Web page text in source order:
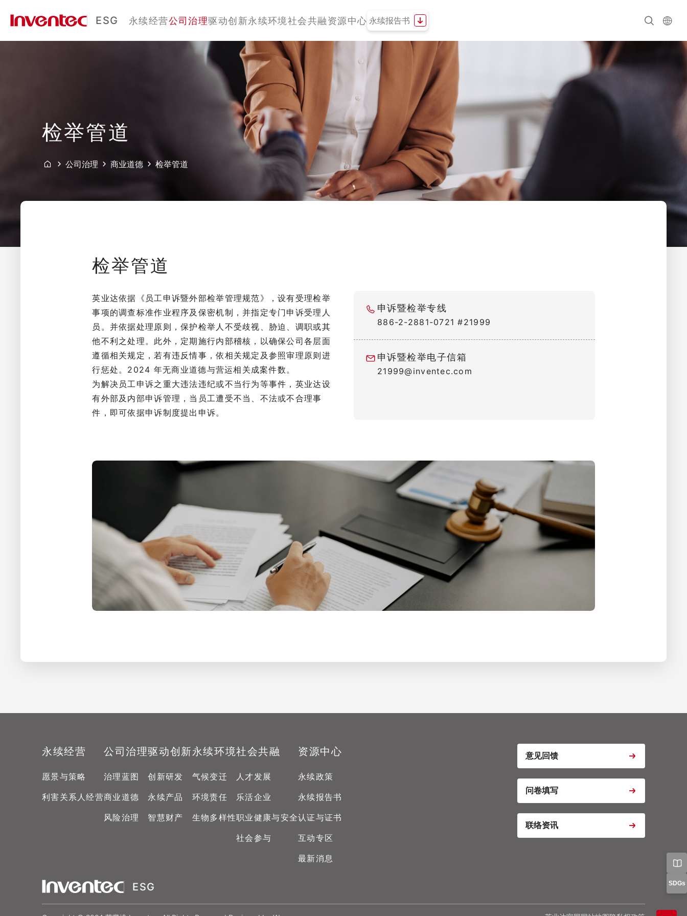
ESG 永续经营公司治理驱动创新永续环境社会共融资源中心 永续报告书
繁中
检举管道
公司治理 商业道德 检举管道
检举管道
英业达依据《员工申诉暨外部检举管理规范》，设有受理检举
事项的调查标准作业程序及保密机制，并指定专门申诉受理人
员。并依据处理原则，保护检举人不受歧视、胁迫、调职或其
他不利之处理。此外，定期施行内部稽核，以确保公司各层面
遵循相关规定，若有违反情事，依相关规定及参照审理原则进
行惩处。2024 年无商业道德与营运相关成案件数。
为解决员工申诉之重大违法违纪或不当行为等事件，英业达设
有外部及内部申诉管理，当员工遭受不当、不法或不合理事
件，即可依据申诉制度提出申诉。
申诉暨检举专线
886-2-2881-0721 #21999
申诉暨检举电子信箱
21999@inventec.com
SDGs
同意全部
XSRF Token
ESG
永续经营
愿景与策略
利害关系人经营
公司治理
治理蓝图
商业道德
风险治理
驱动创新
创新研发
永续产品
智慧财产
永续环境
气候变迁
环境责任
生物多样性
社会共融
人才发展
乐活企业
职业健康与安全
社会参与
资源中心
永续政策
永续报告书
认证与证书
互动专区
最新消息
意见回馈
问卷填写
联络资讯